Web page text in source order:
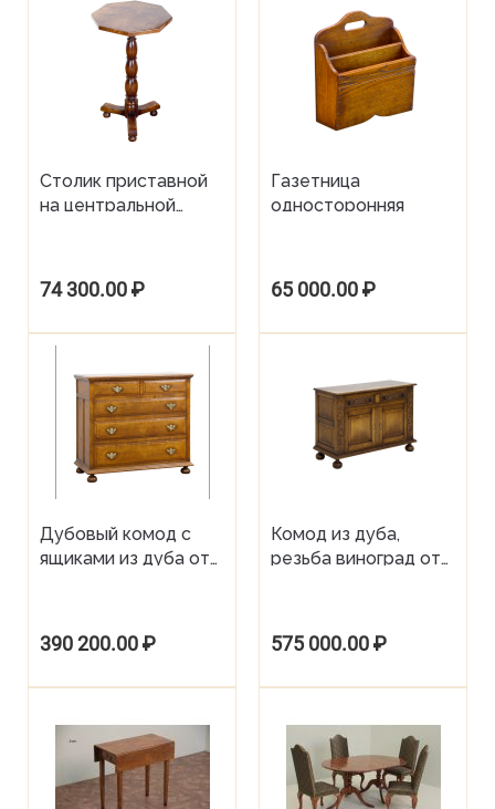
Столик приставной
на центральной
74 300.00₽
Газетница
односторонняя
65 000.00₽
Дубовый комод с
ящиками из дуба от
390 200.00₽
Комод из дуба,
резьба виноград от
575 000.00₽